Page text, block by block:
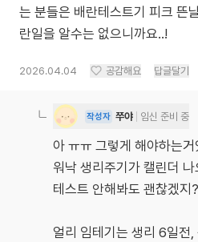
는 분들은 배란테스트기 피크 뜬
란일을 알수는 없으니까요..!
2026.04.04 공감해요 답글달기
작성자 쭈야 임신 준비 중
아 ㅠㅠ 그렇게 해야하는거
워낙 생리주기가 캘린더
테스트 안해봐도 괜찮겠지
얼리 임테기는 생리 6일전